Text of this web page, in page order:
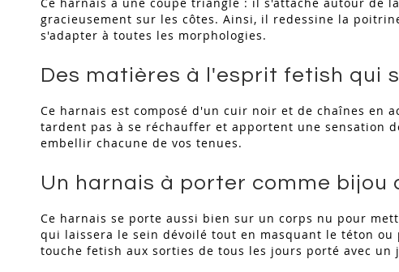
gracieusement sur les côtes. Ainsi, il redessine la
s'adapter à toutes les morphologies.
Des matières à l'esprit fetish qui
Ce harnais est composé d'un cuir noir et de chaînes en
tardent pas à se réchauffer et apportent une sensation
embellir chacune de vos tenues.
Un harnais à porter comme bijou
Ce harnais se porte aussi bien sur un corps nu pour
qui laissera le sein dévoilé tout en masquant le téton
touche fetish aux sorties de tous les jours porté avec